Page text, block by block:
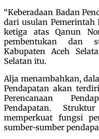
“Keberadaan Badan
dari usulan Pemerintah
ketiga atas Qanun
pembentukan dan
Kabupaten Aceh
Selatan itu.
Alja menambahkan,
Pendapatan akan
Perencanaan
Pendapatan.
memperkuat fungsi
sumber-sumber